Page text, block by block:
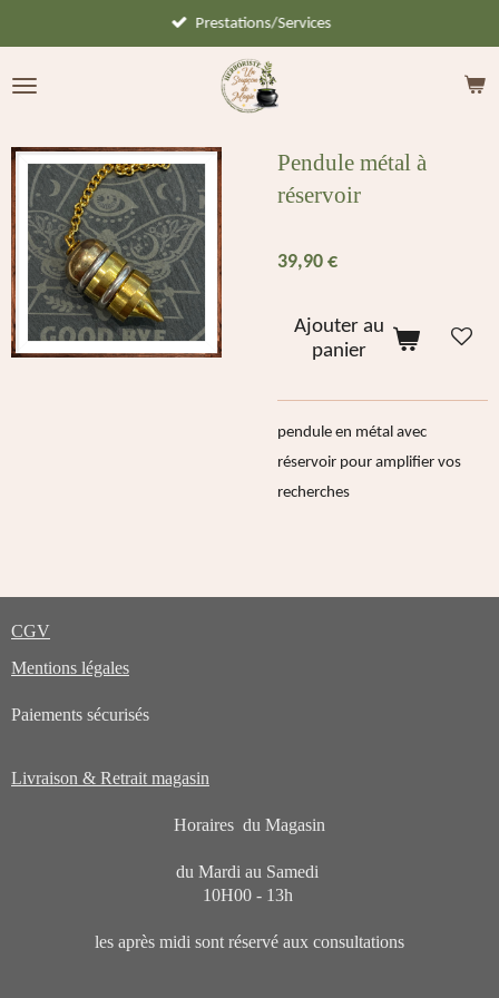
contenu
Prestations/Services
Pendule métal à
réservoir
39,90 €
Ajouter au
panier
pendule en métal avec
réservoir pour amplifier vos
recherches
CGV
Mentions légales
Paiements sécurisés
Livraison & Retrait magasin
Horaires du Magasin
du Mardi au Samedi
10H00 - 13h
les après midi sont réservé aux consultations